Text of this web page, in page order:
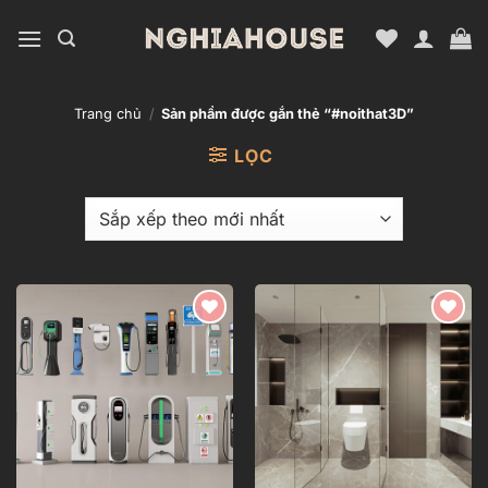
qua
Trang chủ / Sản phẩm được gắn thẻ “#noithat3D”
LỌC
Add to
wishlist
Add to
wishlist